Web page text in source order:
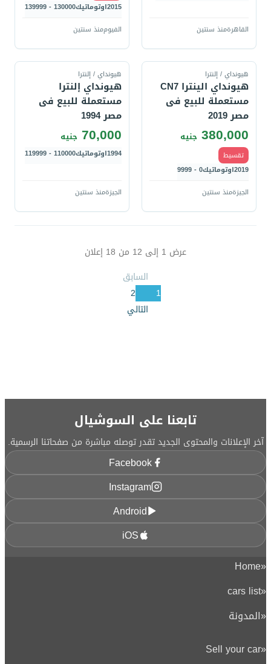
القاهرةمنذ سنتين
2015اوتوماتيك130000 - 139999
الفيوممنذ سنتين
هيونداي / إلنترا
هيونداي الينترا CN7
مستعملة للبيع فى
مصر 2019
380,000 جنيه
تقسيط
2019اوتوماتيك0 - 9999
الجيزةمنذ سنتين
هيونداي / إلنترا
هيونداي إلنترا
مستعملة للبيع فى
مصر 1994
70,000 جنيه
1994اوتوماتيك110000 - 119999
الجيزةمنذ سنتين
عرض 1 إلى 12 من 18 إعلان
السابق
1
2
التالي
تابعنا على السوشيال
آخر الإعلانات والمحتوى الجديد تقدر توصله مباشرة من صفحاتنا الرسمية.
Facebook
Instagram
Android
iOS
«
Home
«
cars list
«المدونة
«
Sell your car